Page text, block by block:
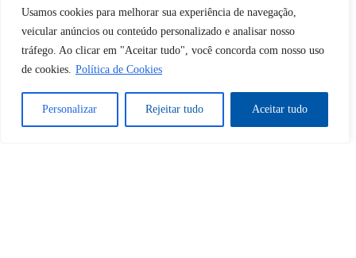
Usamos cookies para melhorar sua experiência de navegação,
veicular anúncios ou conteúdo personalizado e analisar nosso
tráfego. Ao clicar em "Aceitar tudo", você concorda com nosso uso
de cookies. Política de Cookies
Personalizar Rejeitar tudo Aceitar tudo
Sim Não